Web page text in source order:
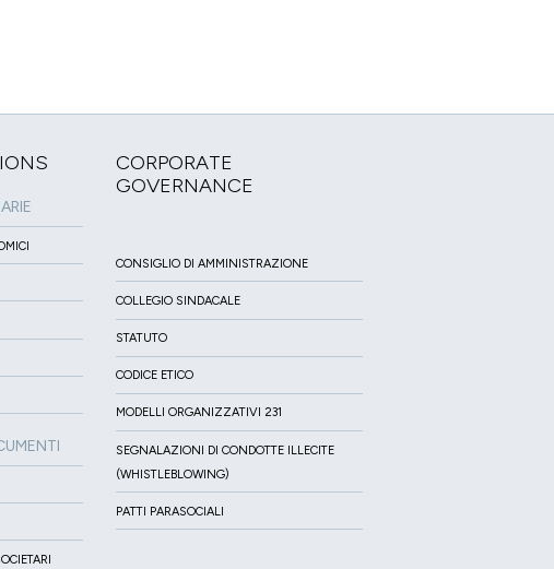
CORPORATE
GOVERNANCE
CONSIGLIO DI AMMINISTRAZIONE
COLLEGIO SINDACALE
STATUTO
CODICE ETICO
MODELLI ORGANIZZATIVI 231
SEGNALAZIONI DI CONDOTTE ILLECITE
(WHISTLEBLOWING)
PATTI PARASOCIALI